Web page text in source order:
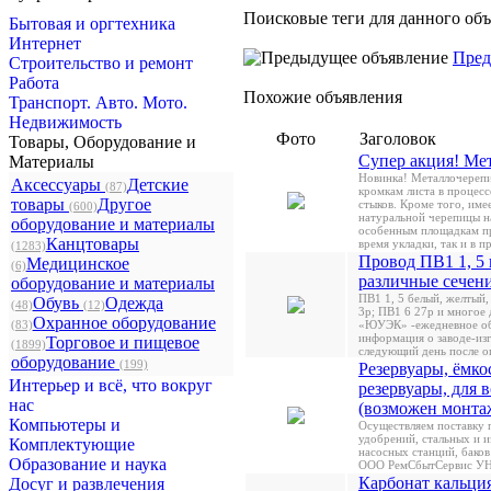
Бытовая и оргтехника
Интернет
Строительство и ремонт
Работа
Транспорт. Авто. Мото.
Недвижимость
Товары, Оборудование и
Материалы
Аксессуары (87)Детские
товары (600)Другое
оборудование и материалы
(1283)Канцтовары
(6)Медицинское
оборудование и материалы
(48)Обувь (12)Одежда
(83)Охранное оборудование
(1899)Торговое и пищевое
оборудование (199)
Интерьер и всё, что вокруг
нас
Компьютеры и
Комплектующие
Образование и наука
Досуг и развлечения
Поисковые теги для данного
Похожие объявления
Фото
Заголовок
Супер акция!
Новинка!
кромкам листа в
стыков. Кроме того,
натуральной черепицы
особенным площадкам
время укладки, так и в
Провод ПВ1 1, 5
различные
ПВ1 1, 5 белый,
3р; ПВ1 6 27р и
«ЮУЭК» -ежедневное
информация о заводе-
следующий день после
Резервуары,
резервуары, для
(возможен
Осуществляем
удобрений, стальных и
насосных станций,
ООО РемСбытСервис
Карбонат